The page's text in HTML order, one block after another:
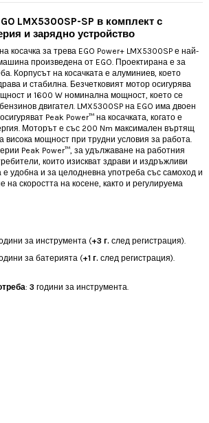
LMX5300SP-SP в комплект с
и зарядно устройство
косачка за трева EGO Power+ LMX5300SP е най-
произведена от EGO. Проектирана е за
Корпусът на косачката е алуминиев, което
и стабилна. Безчетковият мотор осигурява
и 1600 W номинална мощност, което се
двигател. LMX5300SP на EGO има двоен
Peak Power™ на косачката, когато е
Моторът е със 200 Nm максимален въртящ
висока мощност при трудни условия за работа.
Peak Power™, за удължаване на работния
които изискват здрави и издръжливи
е удобна и за целодневна употреба със самоход и
на скоростта на косене, както и регулируема
за инструмента (+3 г. след регистрация).
за батерията (+1 г. след регистрация).
: 3 години за инструмента.